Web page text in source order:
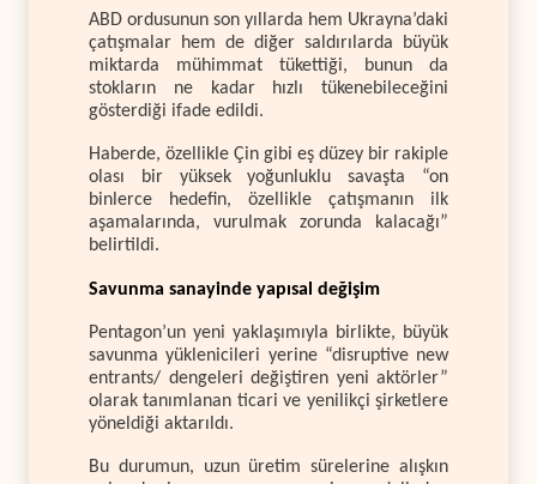
ABD ordusunun son yıllarda hem Ukrayna’daki
çatışmalar hem de diğer saldırılarda büyük
miktarda mühimmat tükettiği, bunun da
stokların ne kadar hızlı tükenebileceğini
gösterdiği ifade edildi.
Haberde, özellikle Çin gibi eş düzey bir rakiple
olası bir yüksek yoğunluklu savaşta “on
binlerce hedefin, özellikle çatışmanın ilk
aşamalarında, vurulmak zorunda kalacağı”
belirtildi.
Savunma sanayinde yapısal değişim
Pentagon’un yeni yaklaşımıyla birlikte, büyük
savunma yüklenicileri yerine “disruptive new
entrants/ dengeleri değiştiren yeni aktörler”
olarak tanımlanan ticari ve yenilikçi şirketlere
yöneldiği aktarıldı.
Bu durumun, uzun üretim sürelerine alışkın